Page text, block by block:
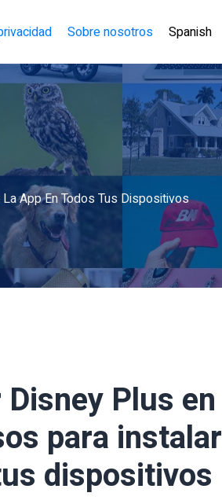
Sobre nosotros Spanish
App En Todos Tus Dispositivos
Plus en
para instalar
dispositivos